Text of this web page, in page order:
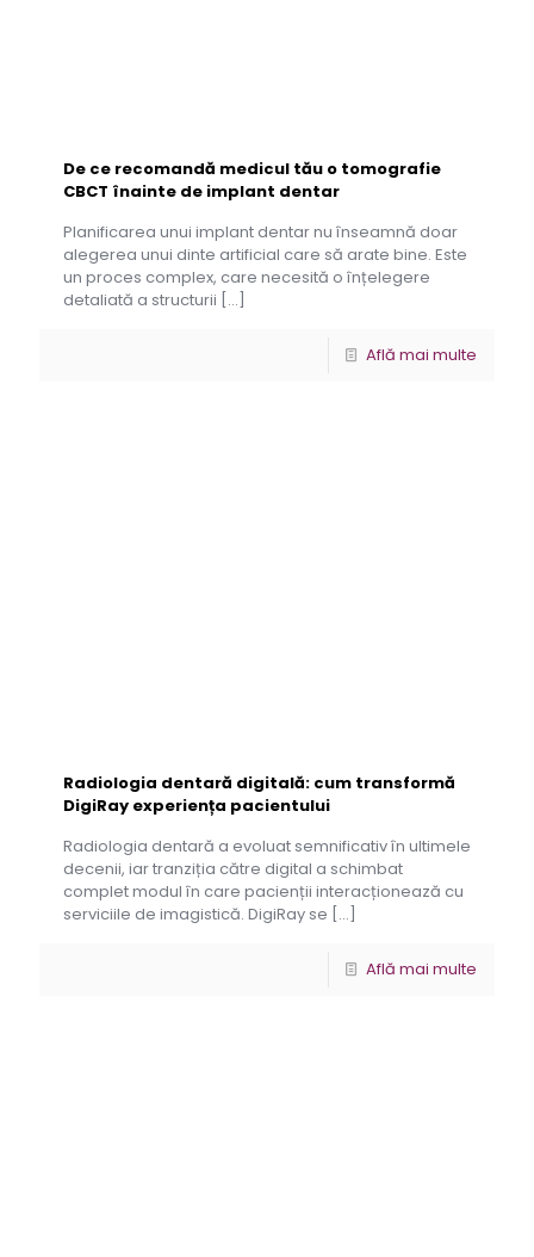
De ce recomandă medicul tău o tomografie
CBCT înainte de implant dentar
Planificarea unui implant dentar nu înseamnă doar
alegerea unui dinte artificial care să arate bine. Este
un proces complex, care necesită o înțelegere
detaliată a structurii […]
Află mai multe
Radiologia dentară digitală: cum transformă
DigiRay experiența pacientului
Radiologia dentară a evoluat semnificativ în ultimele
decenii, iar tranziția către digital a schimbat
complet modul în care pacienții interacționează cu
serviciile de imagistică. DigiRay se […]
Află mai multe